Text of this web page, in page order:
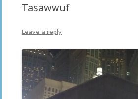
Tasawwuf
Leave a reply